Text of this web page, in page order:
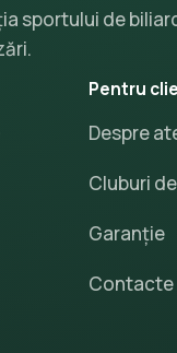
sportului de
Pentru
Despre
Cluburi
Garanție
Contacte